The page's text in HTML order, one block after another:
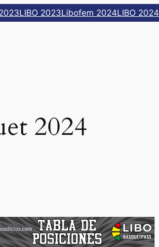
LIBO 2023Libofem 2024LIBO 2024
2024